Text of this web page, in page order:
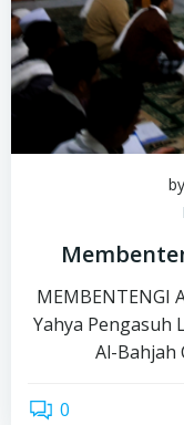
by
MEMBENTENGI
Yahya Pengasuh
0